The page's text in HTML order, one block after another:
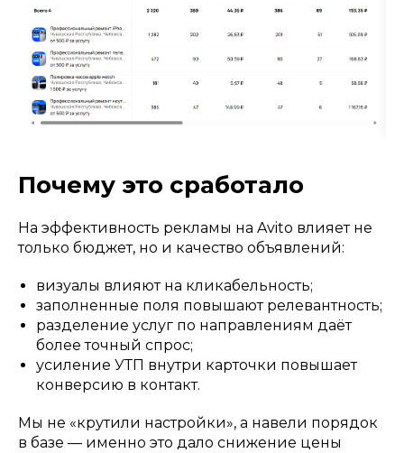
Почему это сработало
На эффективность рекламы на Avito влияет не
только бюджет, но и качество объявлений:
визуалы влияют на кликабельность;
заполненные поля повышают релевантность;
разделение услуг по направлениям даёт
более точный спрос;
усиление УТП внутри карточки повышает
конверсию в контакт.
Мы не «крутили настройки», а навели порядок
в базе — именно это дало снижение цены